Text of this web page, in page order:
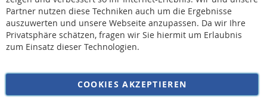
AGB
Widerruf
Datenschutz
Impressum
Partner nutzen diese Techniken auch um die Ergebnisse
auszuwerten und unsere Webseite anzupassen. Da wir Ihre
Privatsphäre schätzen, fragen wir Sie hiermit um Erlaubnis
zum Einsatz dieser Technologien.
COOKIES AKZEPTIEREN